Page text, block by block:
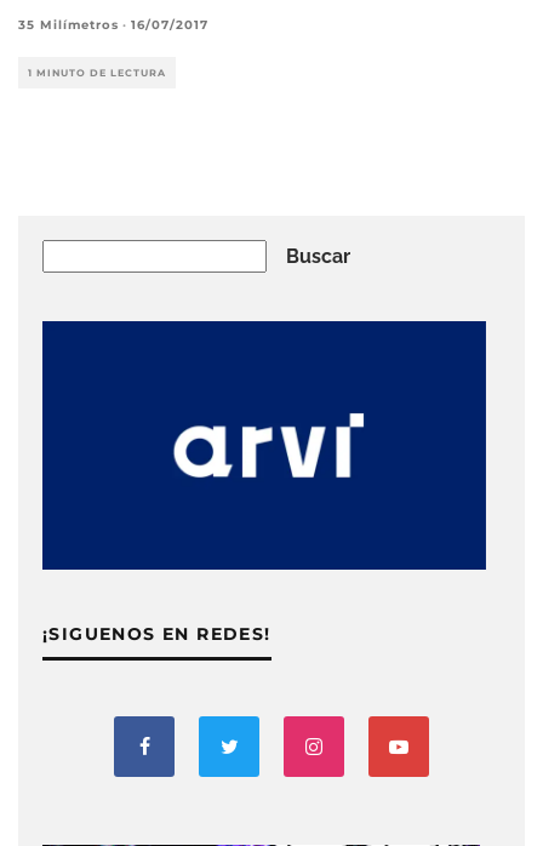
35 Milímetros · 16/07/2017
1 MINUTO DE LECTURA
Buscar
¡SIGUENOS EN REDES!